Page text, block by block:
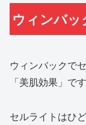
ウィンバッ
ウィンバックで
「美肌効果」です
セルライトはひ